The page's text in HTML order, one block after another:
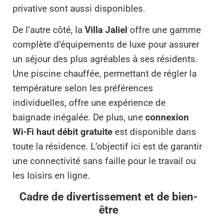
privative sont aussi disponibles.
De l’autre côté, la Villa Jaliel offre une gamme
complète d’équipements de luxe pour assurer
un séjour des plus agréables à ses résidents.
Une piscine chauffée, permettant de régler la
température selon les préférences
individuelles, offre une expérience de
baignade inégalée. De plus, une connexion
Wi-Fi haut débit gratuite est disponible dans
toute la résidence. L’objectif ici est de garantir
une connectivité sans faille pour le travail ou
les loisirs en ligne.
Cadre de divertissement et de bien-
être